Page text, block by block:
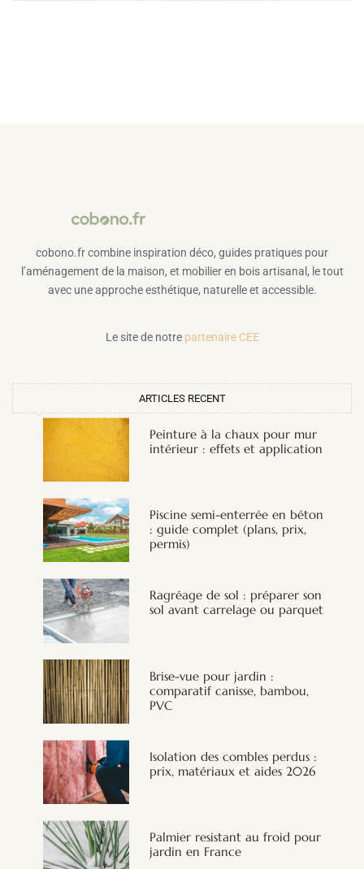
cobono.fr combine inspiration déco, guides pratiques pour
l’aménagement de la maison, et mobilier en bois artisanal, le tout
avec une approche esthétique, naturelle et accessible.
Le site de notre partenaire CEE
ARTICLES RECENT
Peinture à la chaux pour mur
intérieur : effets et application
Piscine semi-enterrée en béton
: guide complet (plans, prix,
permis)
Ragréage de sol : préparer son
sol avant carrelage ou parquet
Brise-vue pour jardin :
comparatif canisse, bambou,
PVC
Isolation des combles perdus :
prix, matériaux et aides 2026
Palmier resistant au froid pour
jardin en France